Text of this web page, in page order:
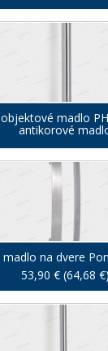
objektové madlo
antikorové
madlo na dvere
53,90 € (64,68 €)